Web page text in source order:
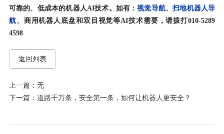
可靠的、低成本的机器人 AI技术。如有：视觉导航、扫地机器人导
航、商用机器人底盘和双目视觉等AI技术需要，请拨打010-5289
4598
上一篇：无
返回列表
下一篇：道路千万条，安全第一条，如何让机器人更安全？